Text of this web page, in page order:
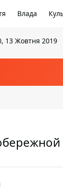
Влада
13 Жовтня 2019